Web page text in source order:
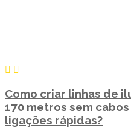
Como criar linhas de
170 metros sem
ligações rápidas?